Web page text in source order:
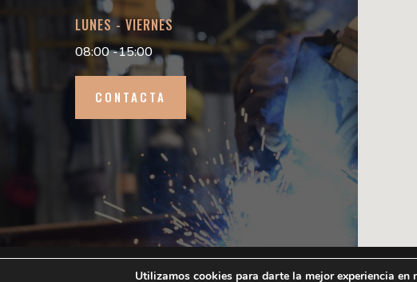
LUNES - VIERNES
08:00 -15:00
CONTACTA
Utilizamos cookies para darte la mejor experiencia en